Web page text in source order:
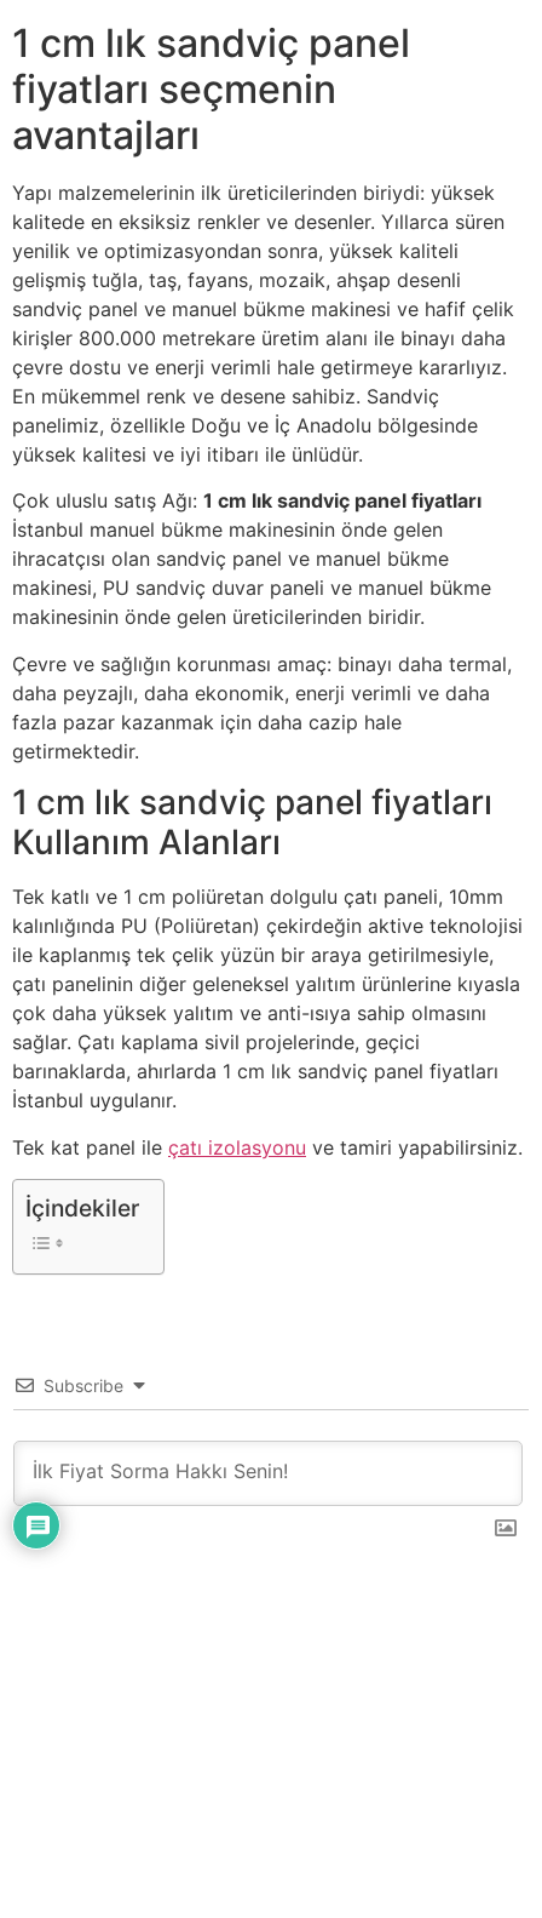
1 cm lık sandviç panel
fiyatları seçmenin
avantajları
Yapı malzemelerinin ilk üreticilerinden biriydi: yüksek
kalitede en eksiksiz renkler ve desenler. Yıllarca süren
yenilik ve optimizasyondan sonra, yüksek kaliteli
gelişmiş tuğla, taş, fayans, mozaik, ahşap desenli
sandviç panel ve manuel bükme makinesi ve hafif çelik
kirişler 800.000 metrekare üretim alanı ile binayı daha
çevre dostu ve enerji verimli hale getirmeye kararlıyız.
En mükemmel renk ve desene sahibiz. Sandviç
panelimiz, özellikle Doğu ve İç Anadolu bölgesinde
yüksek kalitesi ve iyi itibarı ile ünlüdür.
Çok uluslu satış Ağı: 1 cm lık sandviç panel fiyatları
İstanbul manuel bükme makinesinin önde gelen
ihracatçısı olan sandviç panel ve manuel bükme
makinesi, PU sandviç duvar paneli ve manuel bükme
makinesinin önde gelen üreticilerinden biridir.
Çevre ve sağlığın korunması amaç: binayı daha termal,
daha peyzajlı, daha ekonomik, enerji verimli ve daha
fazla pazar kazanmak için daha cazip hale
getirmektedir.
1 cm lık sandviç panel fiyatları
Kullanım Alanları
Tek katlı ve 1 cm poliüretan dolgulu çatı paneli, 10mm
kalınlığında PU (Poliüretan) çekirdeğin aktive teknolojisi
ile kaplanmış tek çelik yüzün bir araya getirilmesiyle,
çatı panelinin diğer geleneksel yalıtım ürünlerine kıyasla
çok daha yüksek yalıtım ve anti-ısıya sahip olmasını
sağlar. Çatı kaplama sivil projelerinde, geçici
barınaklarda, ahırlarda 1 cm lık sandviç panel fiyatları
İstanbul uygulanır.
Tek kat panel ile çatı izolasyonu ve tamiri yapabilirsiniz.
İçindekiler
Subscribe